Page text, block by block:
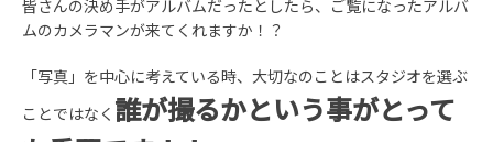
皆さんの決め手がアルバムだったとしたら、ご覧になったアルバ
ムのカメラマンが来てくれますか！？
「写真」を中心に考えている時、大切なのことはスタジオを選ぶ
ことではなく 誰が撮るかという事がとって